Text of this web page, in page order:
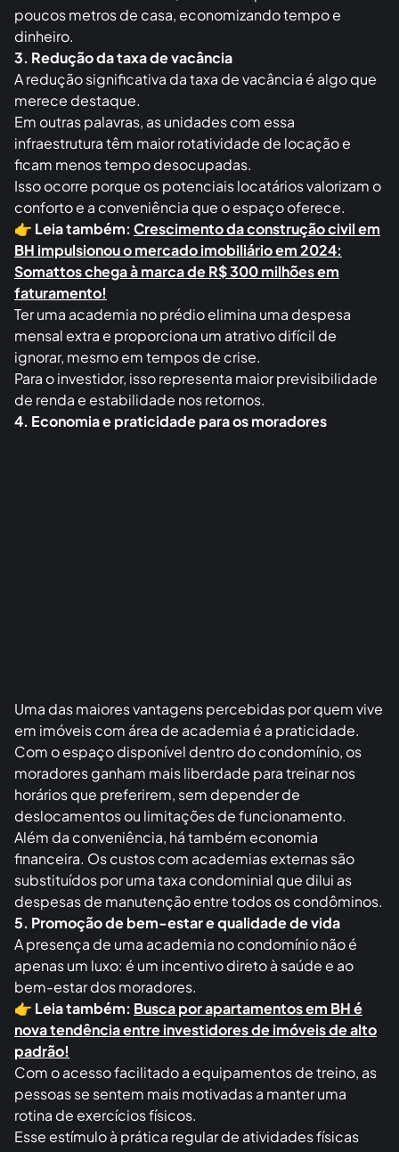
poucos metros de casa, economizando tempo e
dinheiro.
3. Redução da taxa de vacância
A redução significativa da taxa de vacância é algo que
merece destaque.
Em outras palavras, as unidades com essa
infraestrutura têm maior rotatividade de locação e
ficam menos tempo desocupadas.
Isso ocorre porque os potenciais locatários valorizam o
conforto e a conveniência que o espaço oferece.
👉 Leia também: Crescimento da construção civil em
BH impulsionou o mercado imobiliário em 2024:
Somattos chega à marca de R$ 300 milhões em
faturamento!
Ter uma academia no prédio elimina uma despesa
mensal extra e proporciona um atrativo difícil de
ignorar, mesmo em tempos de crise.
Para o investidor, isso representa maior previsibilidade
de renda e estabilidade nos retornos.
4. Economia e praticidade para os moradores
Uma das maiores vantagens percebidas por quem vive
em imóveis com área de academia é a praticidade.
Com o espaço disponível dentro do condomínio, os
moradores ganham mais liberdade para treinar nos
horários que preferirem, sem depender de
deslocamentos ou limitações de funcionamento.
Além da conveniência, há também economia
financeira. Os custos com academias externas são
substituídos por uma taxa condominial que dilui as
despesas de manutenção entre todos os condôminos.
5. Promoção de bem-estar e qualidade de vida
A presença de uma academia no condomínio não é
apenas um luxo: é um incentivo direto à saúde e ao
bem-estar dos moradores.
👉Leia também:Busca por apartamentos em BH é
nova tendência entre investidores de imóveis de alto
padrão!
Com o acesso facilitado a equipamentos de treino, as